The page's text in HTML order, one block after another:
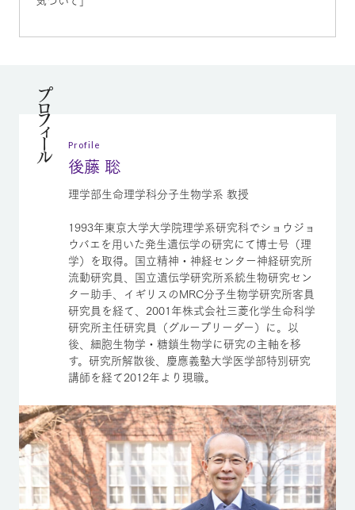
プロフィール Profile
後藤 聡
理学部生命理学科分子生物学系 教授
1993年東京大学大学院理学系研究科でショウジョ
ウバエを用いた発生遺伝学の研究にて博士号（理
学）を取得。国立精神・神経センター神経研究所
流動研究員、国立遺伝学研究所系統生物研究セン
ター助手、イギリスのMRC分子生物学研究所客員
研究員を経て、2001年株式会社三菱化学生命科学
研究所主任研究員（グループリーダー）に。以
後、細胞生物学・糖鎖生物学に研究の主軸を移
す。研究所解散後、慶應義塾大学医学部特別研究
講師を経て2012年より現職。